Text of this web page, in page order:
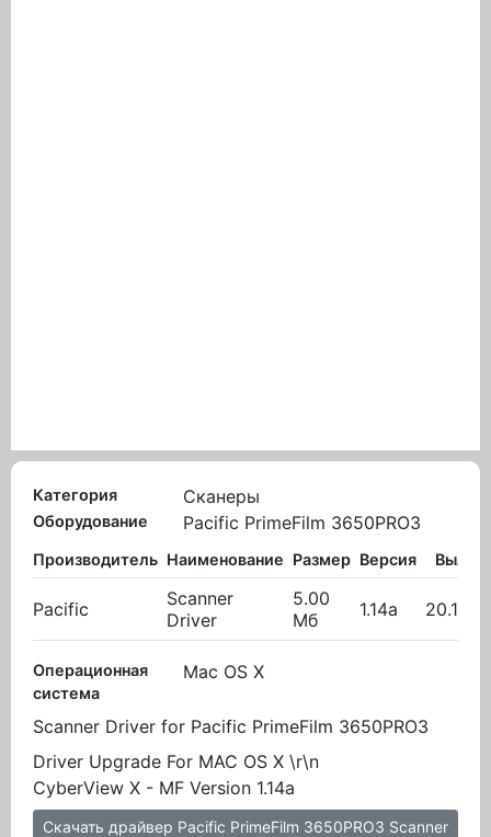
Категория Сканеры
Оборудование Pacific PrimeFilm 3650PRO3
Производитель Наименование Размер Версия
Pacific
Scanner
Driver
5.00
Мб
1.14a
Операционная
система
Mac OS X
Scanner Driver for Pacific PrimeFilm 3650PRO3
Driver Upgrade For MAC OS X \r\n
CyberView X - MF Version 1.14a
Скачать драйвер Pacific PrimeFilm 3650PRO3 Scanner